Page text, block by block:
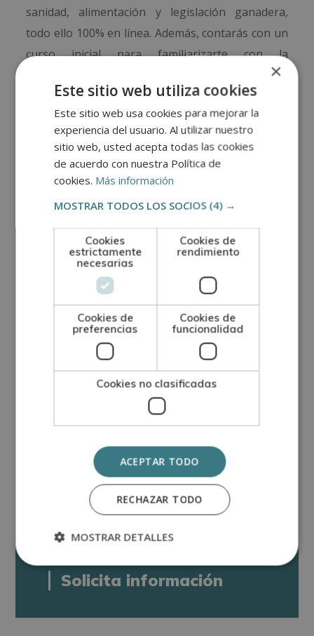
sanidad, alimentación y legislación ganadera,
todo ello 100% en línea. Además, contarás con un
curso inicial para familiarizarte con la
Metodología
El alumno recibirá acceso a un curso inicial donde
encontrará información sobre la metodología de
aprendizaje, la titulación que recibirá, el
funcionamiento del Campus Virtual, qué hacer
una vez el alumno haya finalizado e información
sobre la Escuela de Postgrado de Arte, Artesanía
y Oficios. Además, el alumno dispondrá de un
servicio de clases en directo.
Certificación
Una vez finalizados los estudios y superadas las
pruebas de evaluación, el alumno recibirá un
diploma que certifica el “
EXPLOTACIONES GANADERAS”, de la ESCUELA DE
POSTGRADO DE ARTE, ARTESANÍA Y OFICIOS,
avalada por nuestra condición de socios de la
Solicita información
×
Este sitio web utiliza cookies
Este sitio web usa cookies para mejorar la
experiencia del usuario. Al utilizar nuestro
sitio web, usted acepta todas las cookies
de acuerdo con nuestra Política de
cookies. Más información
MOSTRAR TODOS LOS SOCIOS (4) →
Cookies
estrictamente
necesarias
Cookies de
rendimiento
Cookies de
preferencias
Cookies de
funcionalidad
Cookies no clasificadas
ACEPTAR TODO
RECHAZAR TODO
MOSTRAR DETALLES